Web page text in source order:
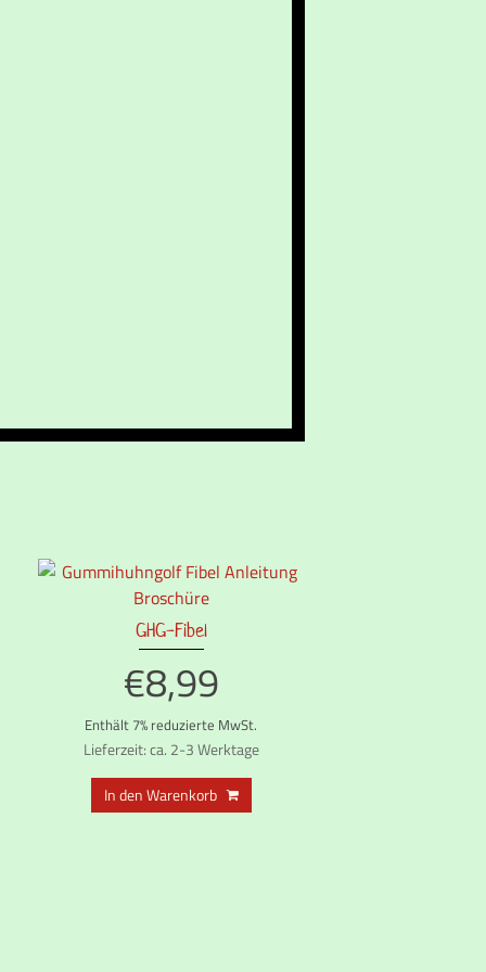
GHG-Fibel
€8,99
Enthält 7% reduzierte MwSt.
Lieferzeit: ca. 2-3 Werktage
In den Warenkorb